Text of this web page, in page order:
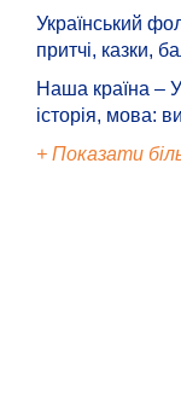
Український
притчі, казки,
Наша країна –
історія, мова:
+ Показати